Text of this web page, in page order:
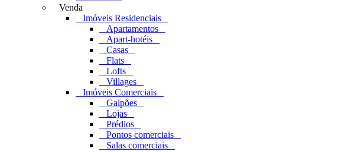
Venda
Imóveis Residenciais
Apartamentos
Apart-hotéis
Casas
Flats
Lofts
Villages
Imóveis Comerciais
Galpões
Lojas
Prédios
Pontos comerciais
Salas comerciais